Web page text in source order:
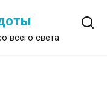
всего света